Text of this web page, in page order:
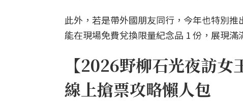
此外，若是帶外國朋友同行，今年也特別
能在現場免費兌換限量紀念品 1 份，展現滿
【2026野柳石光夜訪
線上搶票攻略懶人包